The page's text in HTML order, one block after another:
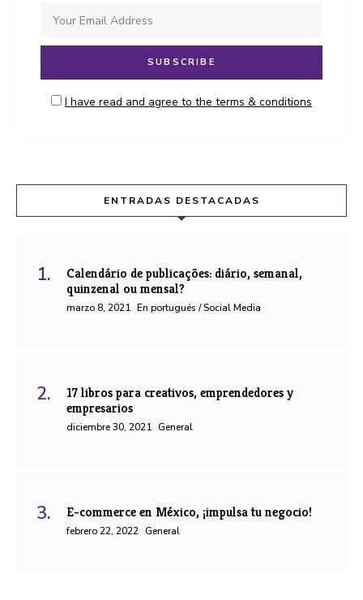
I have read and agree to the terms & conditions
ENTRADAS DESTACADAS
Calendário de publicações: diário, semanal,
quinzenal ou mensal?
marzo 8, 2021 En portugués / Social Media
17 libros para creativos, emprendedores y
empresarios
diciembre 30, 2021 General
E-commerce en México, ¡impulsa tu negocio!
febrero 22, 2022 General